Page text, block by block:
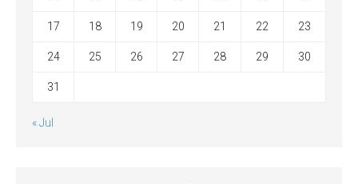
17 18 19 20 21 22 23
24 25 26 27 28 29 30
31
« Jul